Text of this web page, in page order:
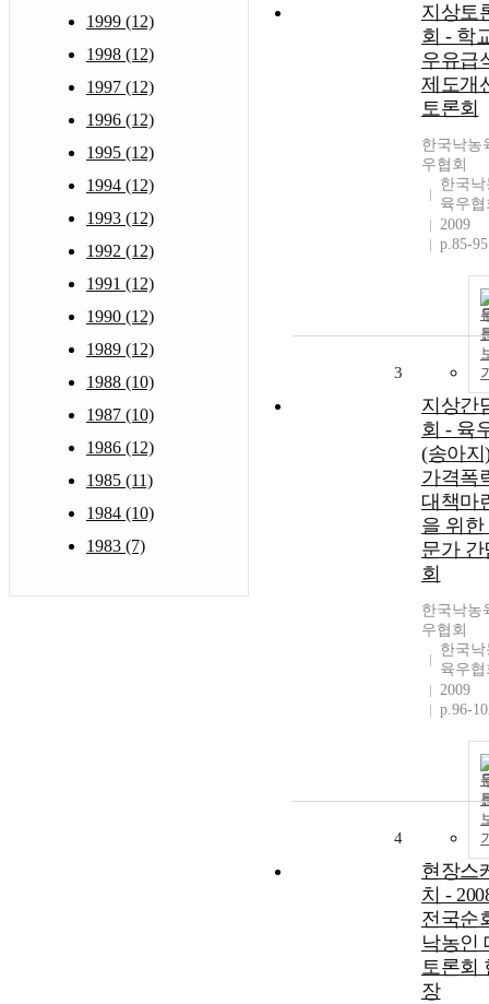
1999 (12)
1998 (12)
1997 (12)
1996 (12)
1995 (12)
1994 (12)
1993 (12)
1992 (12)
1991 (12)
1990 (12)
1989 (12)
1988 (10)
1987 (10)
1986 (12)
1985 (11)
1984 (10)
1983 (7)
지상토
회 - 학
우유급
제도개
토론회
한국낙농
우협회
한국낙
육우협
2009
p.85-95
3
지상간
회 - 육
(송아지
가격폭
대책마
을 위한
문가 간
회
한국낙농
우협회
한국낙
육우협
2009
p.96-
4
현장스
치 -
전국순
낙농인
토론회
장